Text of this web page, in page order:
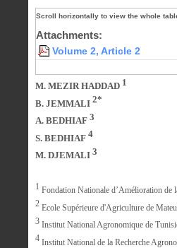
Attachments:
Volume 2, Article 2
M. MEZIR HADDAD 1
B. JEMMALI 2*
A. BEDHIAF 3
S. BEDHIAF 4
M. DJEMALI 3
1 Fondation Nationale d’Amélioration de
2 Ecole Supérieure d'Agriculture de
3 Institut National Agronomique de
4 Institut National de la Recherche